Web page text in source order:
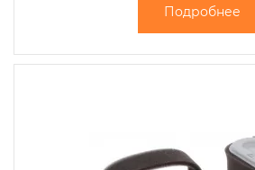
Подробнее